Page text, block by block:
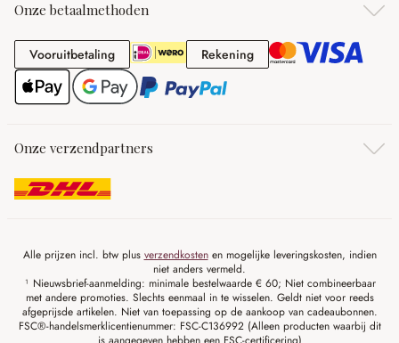
Onze betaalmethoden
VooruitbetalingVooruitbetaling RekeningRekening
Onze verzendpartners
Alle prijzen incl. btw plus verzendkostenen mogelijke leveringskosten, indien
niet anders vermeld.
¹ Nieuwsbrief-aanmelding: minimale bestelwaarde € 60; Niet combineerbaar
met andere promoties. Slechts eenmaal in te wisselen. Geldt niet voor reeds
afgeprijsde artikelen. Niet van toepassing op de aankoop van cadeaubonnen.
FSC®-handelsmerklicentienummer: FSC-C136992 (Alleen producten waarbij dit